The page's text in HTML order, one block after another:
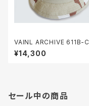
VAINL ARCHIVE 611B-C
¥14,300
セール中の商品